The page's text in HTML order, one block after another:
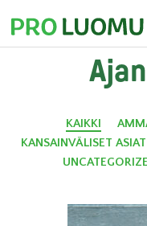
KAIKKI
KANSAINVÄLISET ASIAT